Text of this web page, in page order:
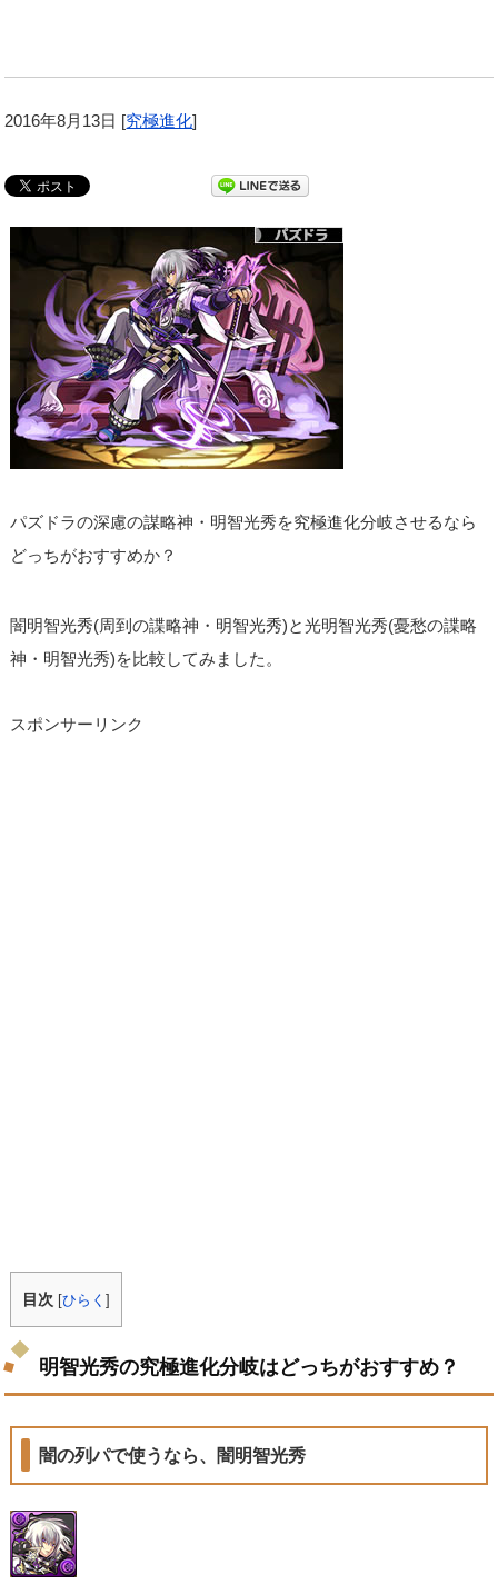
2016年8月13日 [究極進化]
パズドラの深慮の謀略神・明智光秀を究極進化分岐させるなら
どっちがおすすめか？
闇明智光秀(周到の諜略神・明智光秀)と光明智光秀(憂愁の諜略
神・明智光秀)を比較してみました。
スポンサーリンク
目次 [ひらく]
明智光秀の究極進化分岐はどっちがおすすめ？
闇の列パで使うなら、闇明智光秀